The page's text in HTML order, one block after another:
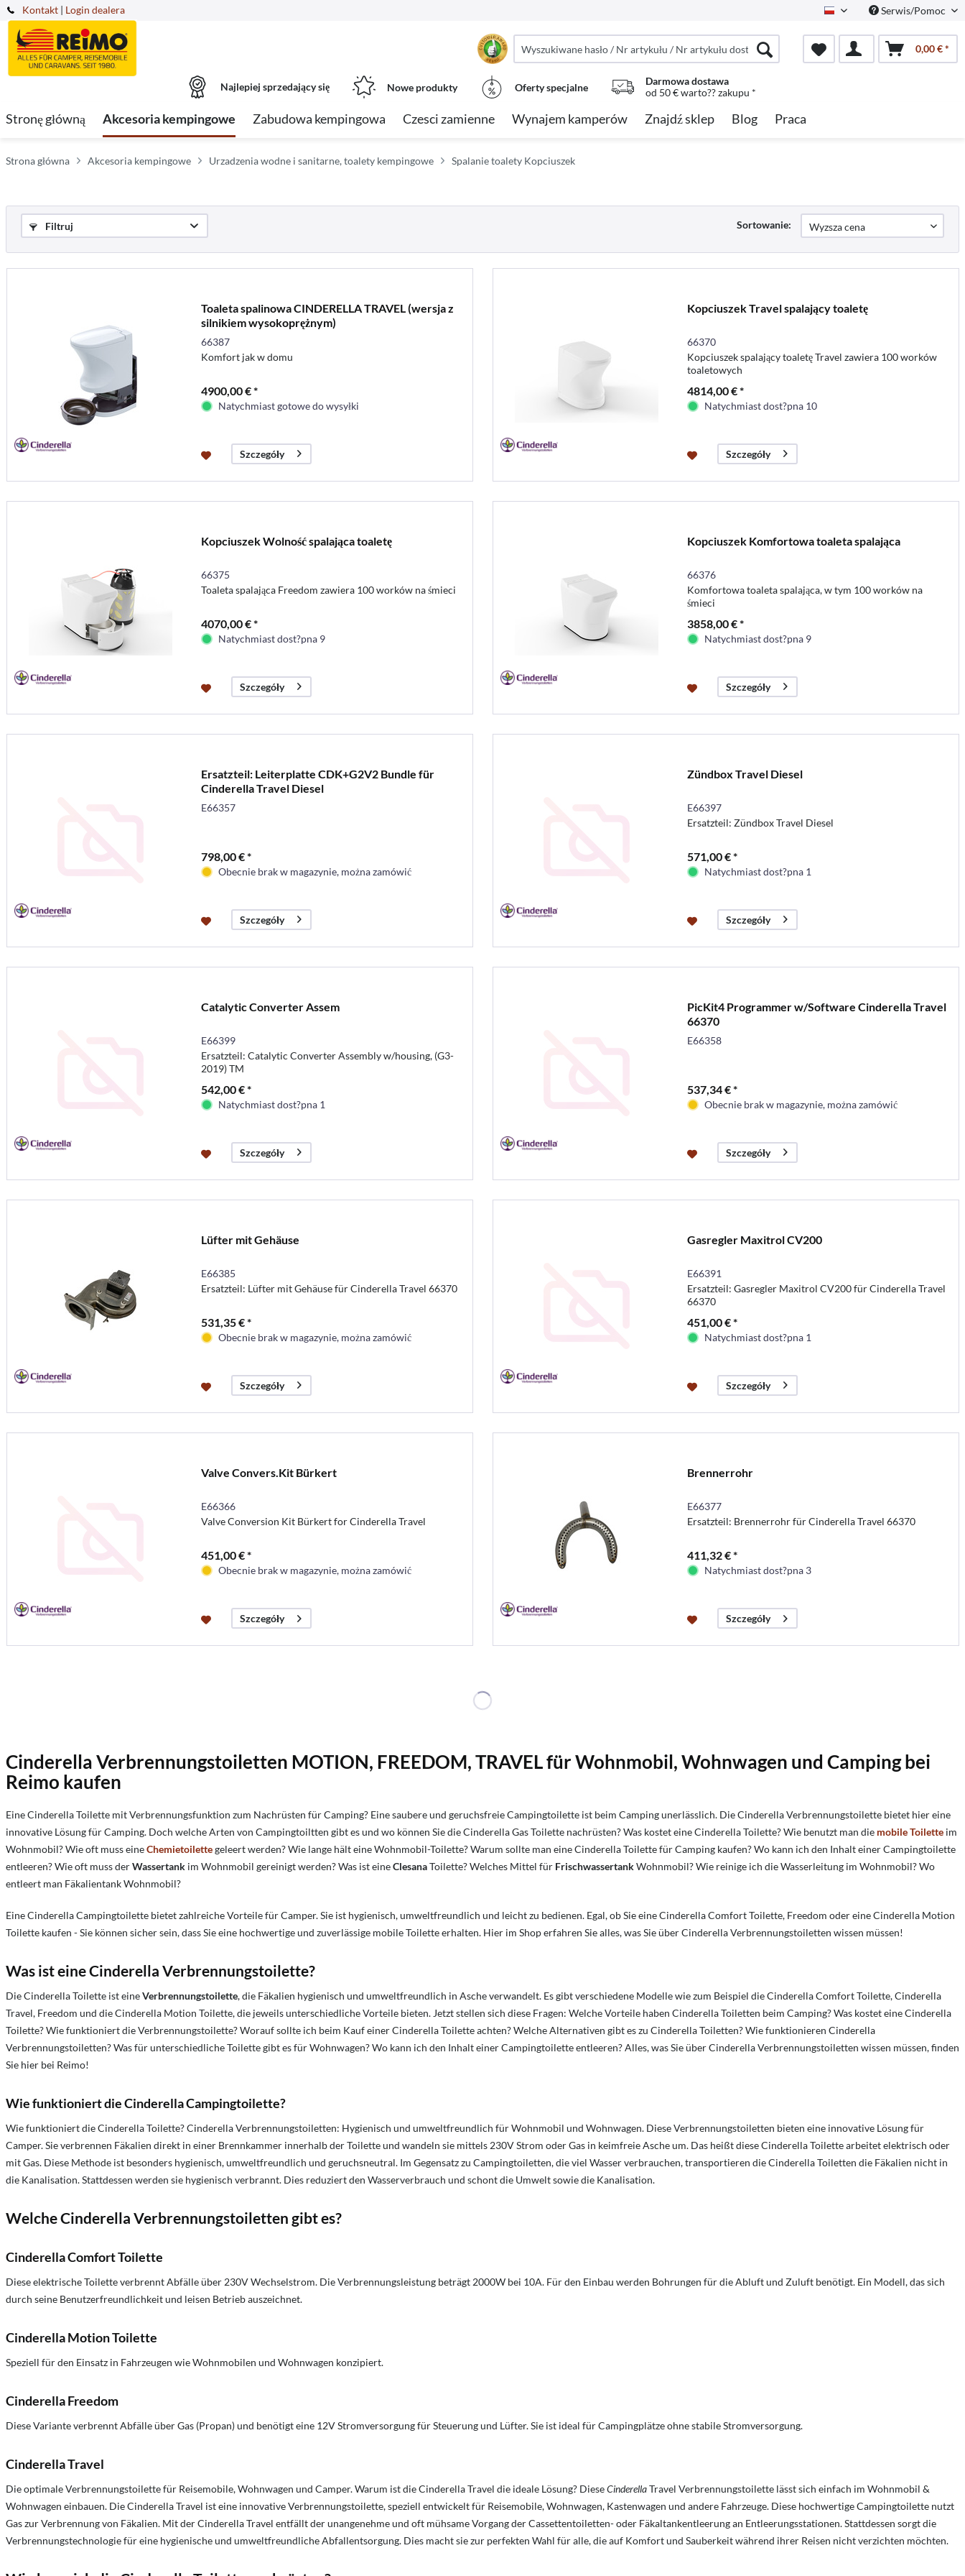
Kontakt Polish Serwis/Pomoc
| Login dealera
0,00 € *
Najlepiej sprzedający się Nowe produkty Oferty specjalne
Darmowa dostawa
od 50 € warto?? zakupu *
Stronę główną Akcesoria kempingowe Zabudowa kempingowa Czesci zamienne Wynajem kamperów Znajdź sklep Blog Praca
Strona główna Akcesoria kempingowe Urzadzenia wodne i sanitarne, toalety kempingowe Spalanie toalety Kopciuszek
Filtruj Sortowanie:
Toaleta spalinowa CINDERELLA TRAVEL (wersja z
silnikiem wysokoprężnym)
66387
Komfort jak w domu
4900,00 € *
Natychmiast gotowe do wysyłki
Szczegóły
Kopciuszek Travel spalający toaletę
66370
Kopciuszek spalający toaletę Travel zawiera 100 worków
toaletowych
4814,00 € *
Natychmiast dost?pna 10
Szczegóły
Kopciuszek Wolność spalająca toaletę
66375
Toaleta spalająca Freedom zawiera 100 worków na śmieci
4070,00 € *
Natychmiast dost?pna 9
Szczegóły
Kopciuszek Komfortowa toaleta spalająca
66376
Komfortowa toaleta spalająca, w tym 100 worków na
śmieci
3858,00 € *
Natychmiast dost?pna 9
Szczegóły
Ersatzteil: Leiterplatte CDK+G2V2 Bundle für
Cinderella Travel Diesel
E66357
798,00 € *
Obecnie brak w magazynie, można zamówić
Szczegóły
Zündbox Travel Diesel
E66397
Ersatzteil: Zündbox Travel Diesel
571,00 € *
Natychmiast dost?pna 1
Szczegóły
Catalytic Converter Assem
E66399
Ersatzteil: Catalytic Converter Assembly w/housing, (G3-
2019) TM
542,00 € *
Natychmiast dost?pna 1
Szczegóły
PicKit4 Programmer w/Software Cinderella Travel
66370
E66358
537,34 € *
Obecnie brak w magazynie, można zamówić
Szczegóły
Lüfter mit Gehäuse
E66385
Ersatzteil: Lüfter mit Gehäuse für Cinderella Travel 66370
531,35 € *
Obecnie brak w magazynie, można zamówić
Szczegóły
Gasregler Maxitrol CV200
E66391
Ersatzteil: Gasregler Maxitrol CV200 für Cinderella Travel
66370
451,00 € *
Natychmiast dost?pna 1
Szczegóły
Valve Convers.Kit Bürkert
E66366
Valve Conversion Kit Bürkert for Cinderella Travel
451,00 € *
Obecnie brak w magazynie, można zamówić
Szczegóły
Brennerrohr
E66377
Ersatzteil: Brennerrohr für Cinderella Travel 66370
411,32 € *
Natychmiast dost?pna 3
Szczegóły
Cinderella Verbrennungstoiletten MOTION, FREEDOM, TRAVEL für Wohnmobil, Wohnwagen und Camping bei
Reimo kaufen
Eine Cinderella Toilette mit Verbrennungsfunktion zum Nachrüsten für Camping? Eine saubere und geruchsfreie Campingtoilette ist beim Camping unerlässlich. Die Cinderella Verbrennungstoilette bietet hier eine
innovative Lösung für Camping. Doch welche Arten von Campingtoiltten gibt es und wo können Sie die Cinderella Gas Toilette nachrüsten?Was kostet eine Cinderella Toilette?Wie benutzt man die mobile Toilette im
Wohnmobil?Wie oft muss eineChemietoilettegeleert werden?Wie lange hält eine Wohnmobil-Toilette?Warum sollte man eine Cinderella Toilette für Camping kaufen?Wo kann ich den Inhalt einer Campingtoilette
entleeren?Wie oft muss derWassertank im Wohnmobil gereinigt werden?Was ist eineClesanaToilette?Welches Mittel für FrischwassertankWohnmobil?Wie reinige ich die Wasserleitung im Wohnmobil?Wo
entleert man Fäkalientank Wohnmobil?
Eine Cinderella Campingtoilette bietet zahlreiche Vorteile für Camper. Sie ist hygienisch, umweltfreundlich und leicht zu bedienen. Egal, ob Sie eine Cinderella Comfort Toilette, Freedom oder eine Cinderella Motion
Toilette kaufen - Sie können sicher sein, dass Sie eine hochwertige und zuverlässige mobile Toilette erhalten. Hier im Shop erfahren Sie alles, was Sie über Cinderella Verbrennungstoiletten wissen müssen!
Was ist eine Cinderella Verbrennungstoilette?
Die Cinderella Toilette ist eineVerbrennungstoilette, die Fäkalien hygienisch und umweltfreundlich in Asche verwandelt. Es gibt verschiedene Modelle wie zum Beispiel die Cinderella Comfort Toilette, Cinderella
Travel, Freedom und die Cinderella Motion Toilette, die jeweils unterschiedliche Vorteile bieten. Jetzt stellen sich diese Fragen: Welche Vorteile haben Cinderella Toiletten beim Camping? Was kostet eine Cinderella
Toilette? Wie funktioniert die Verbrennungstoilette? Worauf sollte ich beim Kauf einer Cinderella Toilette achten? Welche Alternativen gibt es zu Cinderella Toiletten?Wie funktionieren Cinderella
Verbrennungstoiletten?Was für unterschiedliche Toilette gibt es für Wohnwagen?Wo kann ich den Inhalt einer Campingtoilette entleeren? Alles, was Sie über Cinderella Verbrennungstoiletten wissen müssen, finden
Sie hier bei Reimo!
Wie funktioniert die Cinderella Campingtoilette?
Wie funktioniert die Cinderella Toilette?Cinderella Verbrennungstoiletten: Hygienisch und umweltfreundlich für Wohnmobil und Wohnwagen. Diese Verbrennungstoiletten bieten eine innovative Lösung für
Camper. Sie verbrennen Fäkalien direkt in einer Brennkammer innerhalb der Toilette und wandeln sie mittels 230V Strom oder Gas in keimfreie Asche um. Das heißt diese Cinderella Toilette arbeitet elektrisch oder
mit Gas. Diese Methode ist besonders hygienisch, umweltfreundlich und geruchsneutral. Im Gegensatz zu Campingtoiletten, die viel Wasser verbrauchen, transportieren die Cinderella Toiletten die Fäkalien nicht in
die Kanalisation. Stattdessen werden sie hygienisch verbrannt. Dies reduziert den Wasserverbrauch und schont die Umwelt sowie die Kanalisation.
Welche Cinderella Verbrennungstoiletten gibt es?
Cinderella Comfort Toilette
Diese elektrische Toilette verbrennt Abfälle über 230V Wechselstrom. Die Verbrennungsleistung beträgt 2000W bei 10A. Für den Einbau werden Bohrungen für die Abluft und Zuluft benötigt. Ein Modell, das sich
durch seine Benutzerfreundlichkeit und leisen Betrieb auszeichnet.
Cinderella Motion Toilette
Speziell für den Einsatz in Fahrzeugen wie Wohnmobilen und Wohnwagen konzipiert.
Cinderella Freedom
Diese Variante verbrennt Abfälle über Gas (Propan) und benötigt eine 12V Stromversorgung für Steuerung und Lüfter. Sie ist ideal für Campingplätze ohne stabile Stromversorgung.
Cinderella Travel
Die optimale Verbrennungstoilette für Reisemobile, Wohnwagen und Camper. Warum ist die Cinderella Travel die ideale Lösung? DieseCinderellaTravel Verbrennungstoilette lässt sich einfach im Wohnmobil &
Wohnwagen einbauen. Die Cinderella Travel ist eine innovative Verbrennungstoilette, speziell entwickelt für Reisemobile, Wohnwagen, Kastenwagen und andere Fahrzeuge. Diese hochwertige Campingtoilette nutzt
Gas zur Verbrennung von Fäkalien. Mit der Cinderella Travel entfällt der unangenehme und oft mühsame Vorgang der Cassettentoiletten- oder Fäkaltankentleerung an Entleerungsstationen. Stattdessen sorgt die
Verbrennungstechnologie für eine hygienische und umweltfreundliche Abfallentsorgung. Dies macht sie zur perfekten Wahl für alle, die auf Komfort und Sauberkeit während ihrer Reisen nicht verzichten möchten.